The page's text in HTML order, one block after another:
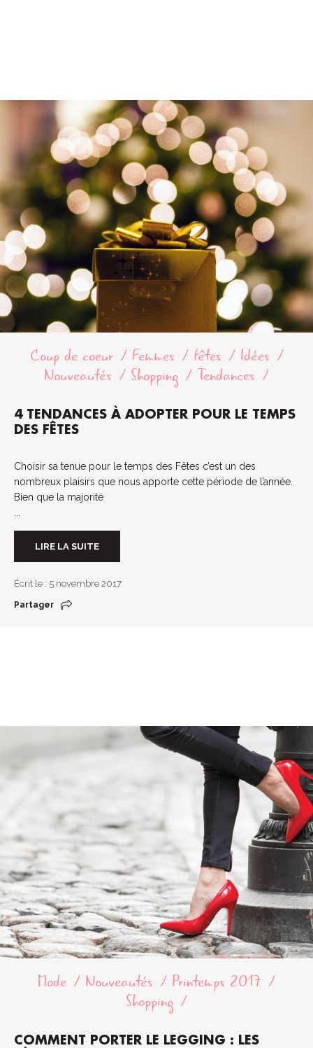
Coup de coeur Femmes fêtes
Idées
Nouveautés
Shopping Tendances
4 TENDANCES À ADOPTER POUR LE TEMPS
DES FÊTES
Choisir sa tenue pour le temps des Fêtes c’est un des
nombreux plaisirs que nous apporte cette période de l’année.
Bien que la majorité
LIRE LA SUITE
Écrit le : 5 novembre 2017
Partager
Mode Nouveautés
Printemps 2017
Shopping
COMMENT PORTER LE LEGGING : LES